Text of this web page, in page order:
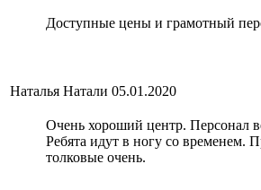
Доступные цены и грамотный
Наталья Натали 05.01.2020
Очень хороший центр. Персонал
Ребята идут в ногу со временем.
толковые очень.